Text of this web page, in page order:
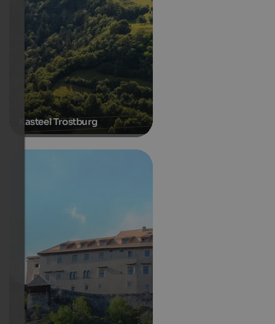
Kasteel Trostburg